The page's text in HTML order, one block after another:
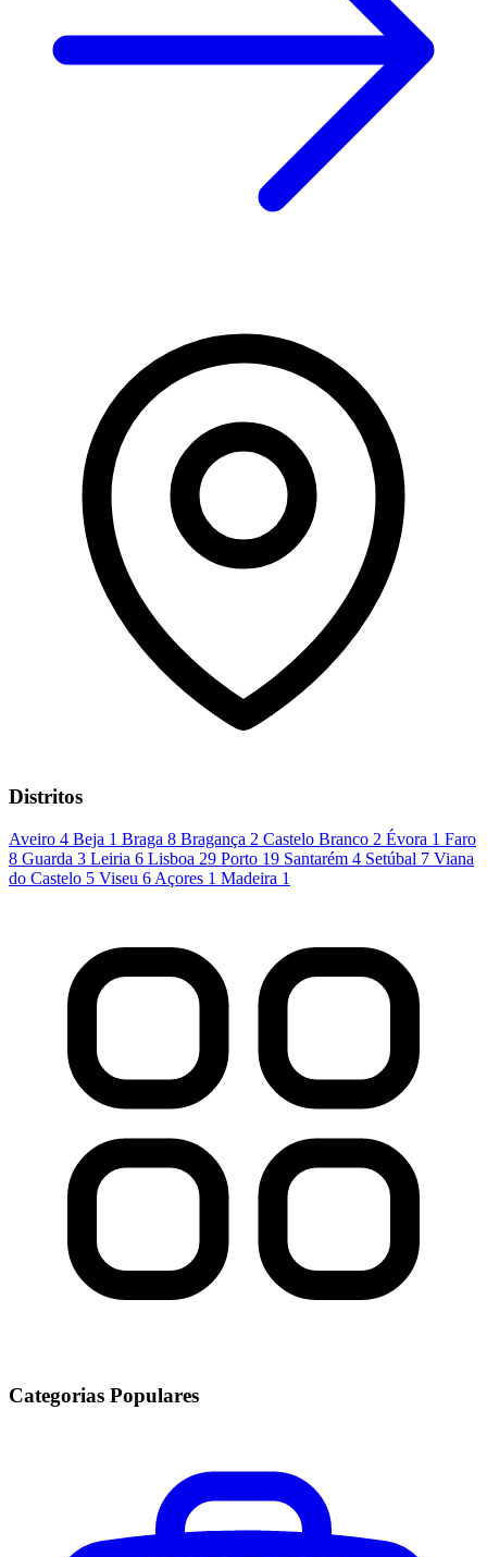
Distritos
Aveiro 4 Beja 1 Braga 8 Bragança 2 Castelo Branco 2 Évora 1 Faro
8 Guarda 3 Leiria 6 Lisboa 29 Porto 19 Santarém 4 Setúbal 7 Viana
do Castelo 5 Viseu 6 Açores 1 Madeira 1
Categorias Populares